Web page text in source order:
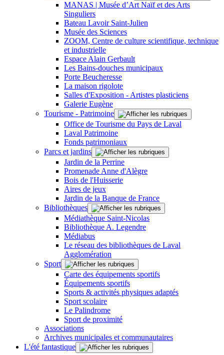
MANAS | Musée d’Art Naïf et des Arts
Singuliers
Bateau Lavoir Saint-Julien
Musée des Sciences
ZOOM, Centre de culture scientifique, technique
et industrielle
Espace Alain Gerbault
Les Bains-douches municipaux
Porte Beucheresse
La maison rigolote
Salles d'Exposition - Artistes plasticiens
Galerie Eugène
Tourisme - Patrimoine
Office de Tourisme du Pays de Laval
Laval Patrimoine
Fonds patrimoniaux
Parcs et jardins
Jardin de la Perrine
Promenade Anne d'Alègre
Bois de l'Huisserie
Aires de jeux
Jardin de la Banque de France
Bibliothèques
Médiathèque Saint-Nicolas
Bibliothèque A. Legendre
Médiabus
Le réseau des bibliothèques de Laval
Agglomération
Sport
Carte des équipements sportifs
Équipements sportifs
Sports & activités physiques adaptés
Sport scolaire
Le Palindrome
Sport de proximité
Associations
Archives municipales et communautaires
L'été fantastique